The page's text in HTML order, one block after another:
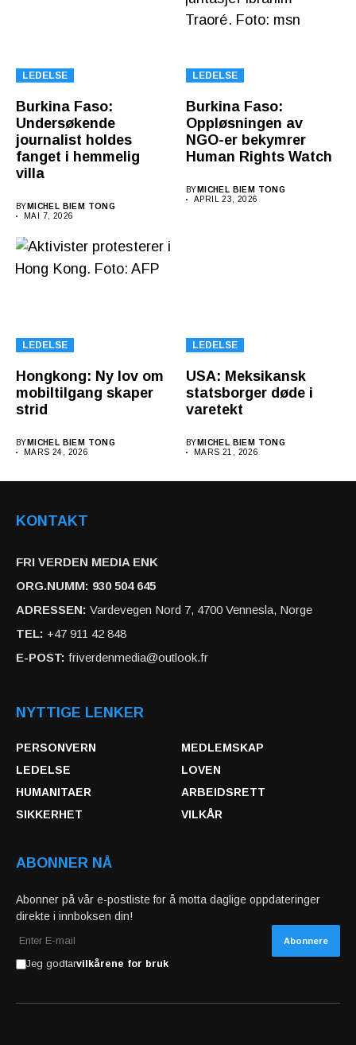
LEDELSE
Burkina Faso:
Undersøkende
journalist holdes
fanget i hemmelig
villa
BY MICHEL BIEM TONG
MAI 7, 2026
LEDELSE
Burkina Faso:
Oppløsningen av
NGO-er bekymrer
Human Rights Watch
BY MICHEL BIEM TONG
APRIL 23, 2026
LEDELSE
Hongkong: Ny lov om
mobiltilgang skaper
strid
BY MICHEL BIEM TONG
MARS 24, 2026
LEDELSE
USA: Meksikansk
statsborger døde i
varetekt
BY MICHEL BIEM TONG
MARS 21, 2026
KONTAKT
FRI VERDEN MEDIA ENK
ORG.NUMM: 930 504 645
ADRESSEN: Vardevegen Nord 7, 4700 Vennesla, Norge
TEL: +47 911 42 848
E-POST: friverdenmedia@outlook.fr
NYTTIGE LENKER
PERSONVERN
MEDLEMSKAP
LEDELSE
LOVEN
HUMANITAER
ARBEIDSRETT
SIKKERHET
VILKÅR
ABONNER NÅ
Abonner på vår e-postliste for å motta daglige oppdateringer
direkte i innboksen din!
Jeg godtarvilkårene for bruk